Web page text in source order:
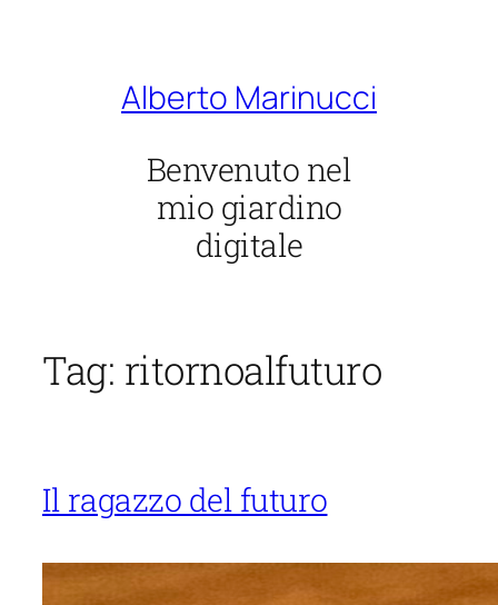
Alberto Marinucci
Benvenuto nel
mio giardino
digitale
Tag: ritornoalfuturo
Il ragazzo del futuro